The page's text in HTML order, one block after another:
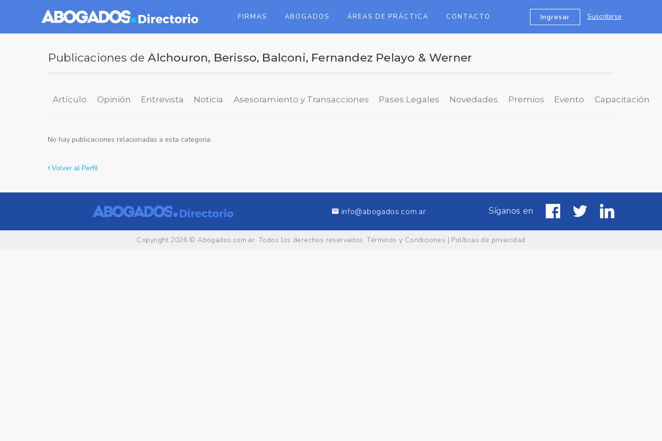
FIRMAS ABOGADOS ÁREAS DE PRÁCTICA CONTACTO Ingresar Suscribirse
Publicaciones deAlchouron, Berisso, Balconi, Fernandez Pelayo & Werner
Artículo Opinión Entrevista Noticia Asesoramiento y Transacciones Pases Legales Novedades Premios Evento Capacitación
No hay publicaciones relacionadas a esta categoria.
Volver al Perfil
info@abogados.com.ar Síganos en
Copyright 2026 ©Abogados.com.ar. Todos los derechos reservados.Términos y Condiciones | Políticas de privacidad